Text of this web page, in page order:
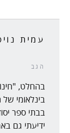
הגב
עמית
בהחלט,
בינלאומי
בבתי ספר
ידיעתי גם